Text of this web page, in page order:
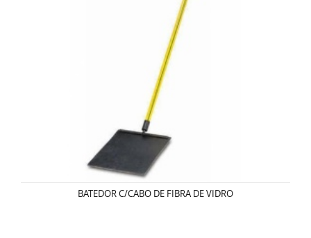
BATEDOR C/CABO DE FIBRA DE VIDRO